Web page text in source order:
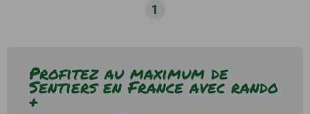
1
Profitez au maximum de
Sentiers en France avec rando
+